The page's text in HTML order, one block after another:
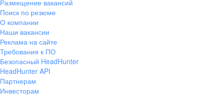
Размещение вакансий
Поиск по резюме
О компании
Наши вакансии
Реклама на сайте
Требования к ПО
Безопасный HeadHunter
HeadHunter API
Партнерам
Инвесторам